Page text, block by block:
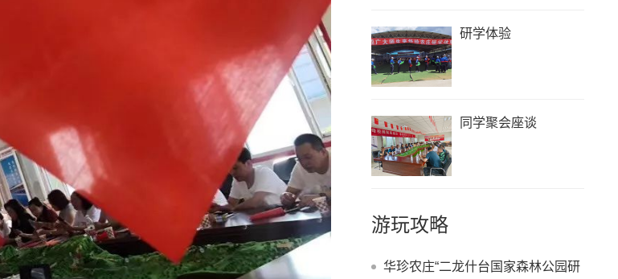
研学体验
同学聚会座谈
游玩攻略
华珍农庄“二龙什台国家森林公园研